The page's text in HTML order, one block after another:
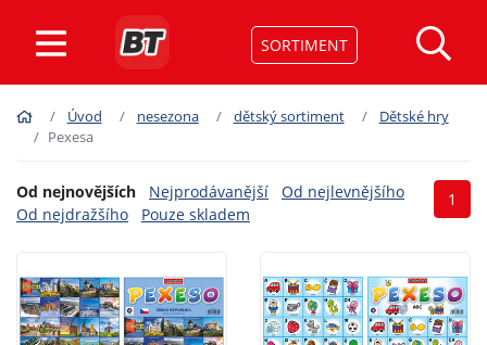
SORTIMENT
Úvod nesezona dětský sortiment
Dětské hry
Pexesa
Od nejnovějších Nejprodávanější
Od nejlevnějšího
Od nejdražšího
Pouze skladem
1